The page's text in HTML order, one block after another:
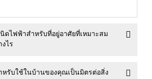
นิดไฟฟ้าสำหรับที่อยู่อาศัยที่เหมาะสม
ไร
หรับใช้ในบ้านของคุณเป็นมิตรต่อสิ่ง